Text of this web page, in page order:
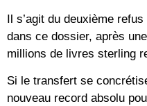
Il s’agit du deuxième
dans ce dossier, après
millions de livres sterling
Si le transfert se
nouveau record absolu